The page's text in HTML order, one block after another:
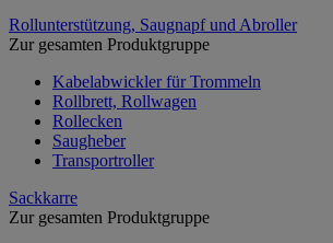
Rollunterstützung, Saugnapf und Abroller
Zur gesamten Produktgruppe
Kabelabwickler für Trommeln
Rollbrett, Rollwagen
Rollecken
Saugheber
Transportroller
Sackkarre
Zur gesamten Produktgruppe